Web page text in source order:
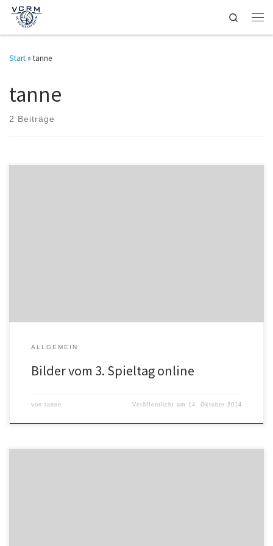
Zum Inhalt springen
Search
Start » tanne
tanne
2 Beiträge
ALLGEMEIN
Bilder vom 3. Spieltag online
von tanne Veröffentlicht am 14. Oktober 2014